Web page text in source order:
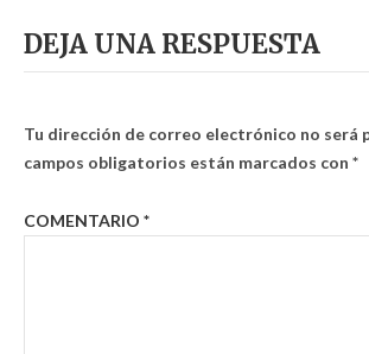
DEJA UNA RESPUESTA
Tu dirección de correo electrónico no será
campos obligatorios están marcados con *
COMENTARIO *